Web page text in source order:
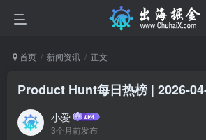
首页 新闻资讯 正文
Product Hunt每日热榜 | 2026-
小爱
3个月前发布